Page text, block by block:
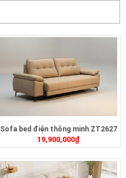
Sofa bed điện thông minh ZT2627
19,900,000₫